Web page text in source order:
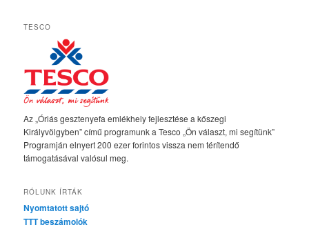
TESCO
Az „Óriás gesztenyefa emlékhely fejlesztése a kőszegi
Királyvölgyben” című programunk a Tesco „Ön választ, mi segítünk”
Programján elnyert 200 ezer forintos vissza nem térítendő
támogatásával valósul meg.
RÓLUNK ÍRTÁK
Nyomtatott sajtó
TTT beszámolók